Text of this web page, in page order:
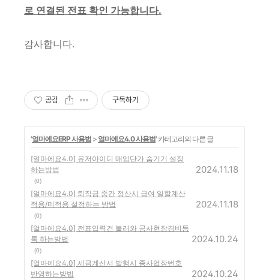
로 연결된 전표 확인 가능합니다.
감사합니다.
공감 구독하기
'얼마에요ERP 사용법 > 얼마에요4.0 사용법' 카테고리의 다른 글
[얼마에요4.0] 유저아이디 매입단가 숨기기 설정
하는방법
(0)
2024.11.18
[얼마에요4.0] 퇴직금 중간 정산시 급여 일할계산
적용/미적용 설정하는 방법
(0)
2024.11.18
[얼마에요4.0] 전표입력건 불러와 공사현장경비등
록 하는방법
(0)
2024.10.24
[얼마에요4.0] 세금계산서 발행시 종사업장번호
반영하는방법
2024.10.24